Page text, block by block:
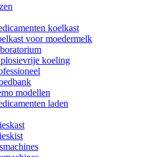
koelkast
voor moedermelk
koeling
modellen
laden